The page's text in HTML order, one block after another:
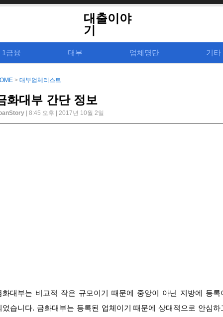
대출이야
기
1금융 대부 업체명단 기타
> 대부업체리스트
화대부 간단 정보
| 8:45 오후 | 2017년 10월 2일
화대부는 비교적 작은 규모이기 때문에 중앙이 아닌 지방에 등록
었습니다. 금화대부는 등록된 업체이기 때문에 상대적으로 안심하